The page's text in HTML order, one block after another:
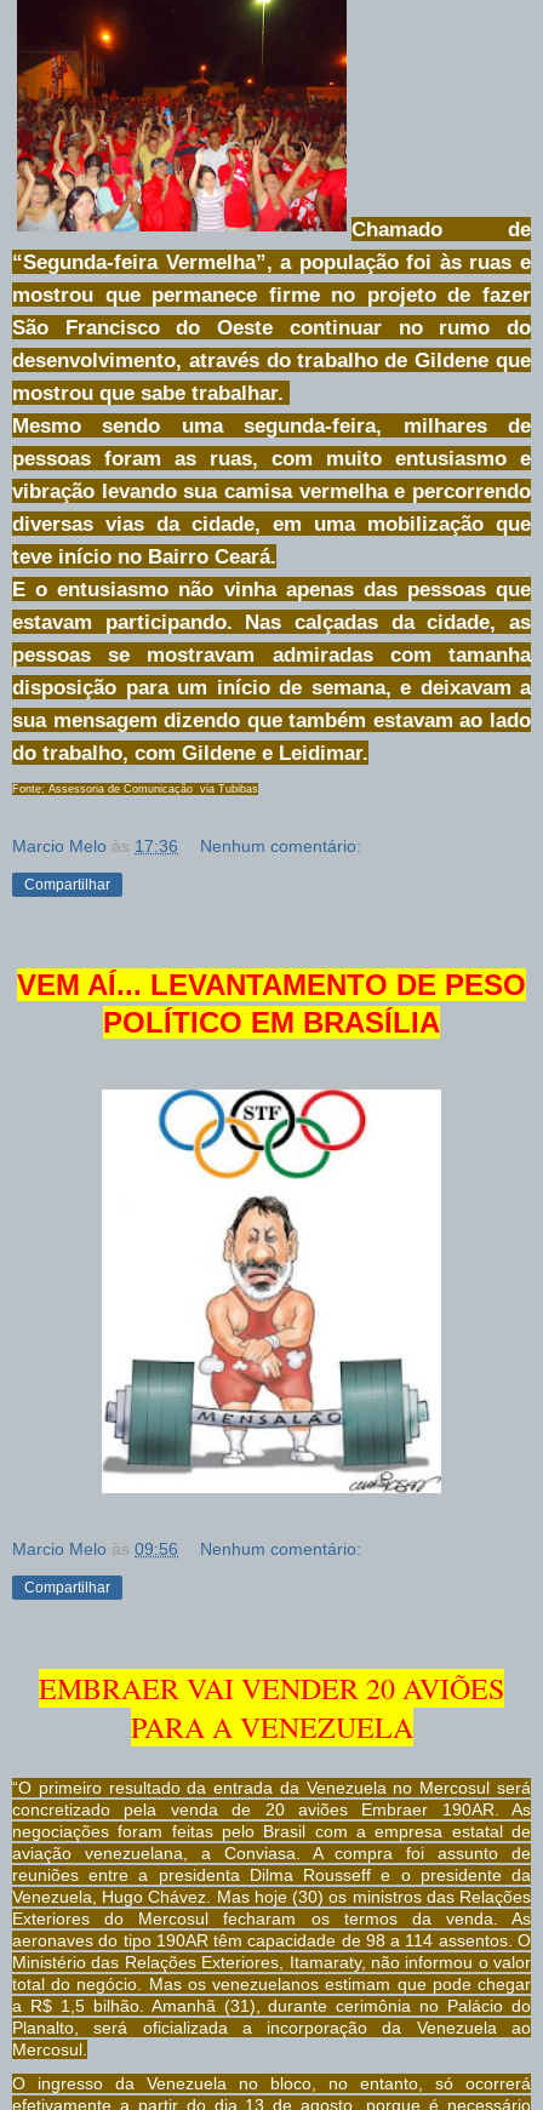
Chamado de
“Segunda-feira Vermelha”, a população foi às ruas e
mostrou que permanece firme no projeto de fazer
São Francisco do Oeste continuar no rumo do
desenvolvimento, através do trabalho de Gildene que
mostrou que sabe trabalhar.
Mesmo sendo uma segunda-feira, milhares de
pessoas foram as ruas, com muito entusiasmo e
vibração levando sua camisa vermelha e percorrendo
diversas vias da cidade, em uma mobilização que
teve início no Bairro Ceará.
E o entusiasmo não vinha apenas das pessoas que
estavam participando. Nas calçadas da cidade, as
pessoas se mostravam admiradas com tamanha
disposição para um início de semana, e deixavam a
sua mensagem dizendo que também estavam ao lado
do trabalho, com Gildene e Leidimar.
Fonte; Assessoria de Comunicação via Tubibas
Marcio Melo às 17:36 Nenhum comentário:
Compartilhar
VEM AÍ... LEVANTAMENTO DE PESO
POLÍTICO EM BRASÍLIA
Marcio Melo às 09:56 Nenhum comentário:
Compartilhar
EMBRAER VAI VENDER 20 AVIÕES
PARA A VENEZUELA
“O primeiro resultado da entrada da Venezuela no Mercosul será
concretizado pela venda de 20 aviões Embraer 190AR. As
negociações foram feitas pelo Brasil com a empresa estatal de
aviação venezuelana, a Conviasa. A compra foi assunto de
reuniões entre a presidenta Dilma Rousseff e o presidente da
Venezuela, Hugo Chávez. Mas hoje (30) os ministros das Relações
Exteriores do Mercosul fecharam os termos da venda. As
aeronaves do tipo 190AR têm capacidade de 98 a 114 assentos. O
Ministério das Relações Exteriores, Itamaraty, não informou o valor
total do negócio. Mas os venezuelanos estimam que pode chegar
a R$ 1,5 bilhão. Amanhã (31), durante cerimônia no Palácio do
Planalto, será oficializada a incorporação da Venezuela ao
Mercosul.
O ingresso da Venezuela no bloco, no entanto, só ocorrerá
efetivamente a partir do dia 13 de agosto, porque é necessário